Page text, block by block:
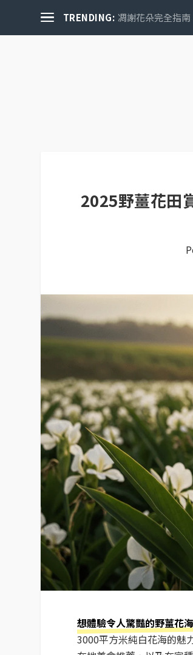
TRENDING: 凋謝花朵完全指
2025野薑花田
想體驗令人驚豔的野薑花
3000平方米純白花海的魅